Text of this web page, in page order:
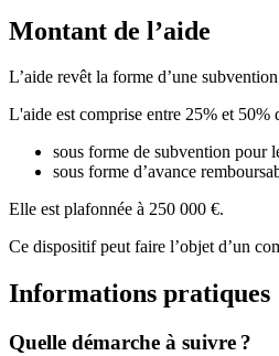
Montant de l’aide
L’aide revêt la forme d’une
L'aide est comprise entre 25% et 50%
sous forme de subvention pour
sous forme d’avance
Elle est plafonnée à 250 000 €.
Ce dispositif peut faire l’objet d’un
Informations pratiques
Quelle démarche à suivre ?